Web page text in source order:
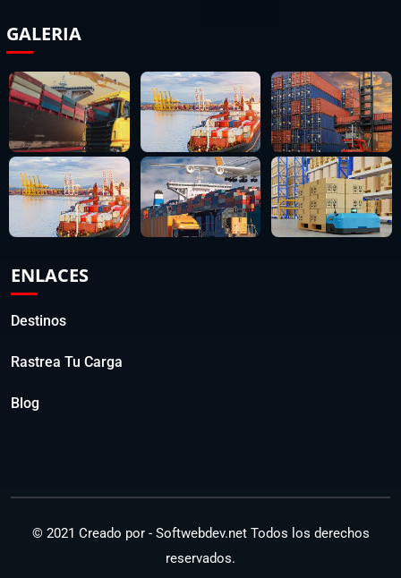
GALERIA
ENLACES
Destinos
Rastrea Tu Carga
Blog
© 2021 Creado por - Softwebdev.net Todos los derechos
reservados.